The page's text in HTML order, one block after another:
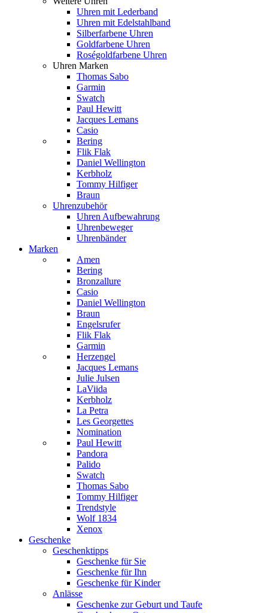
Uhren mit Lederband
Uhren mit Edelstahlband
Silberfarbene Uhren
Goldfarbene Uhren
Roségoldfarbene Uhren
Uhren Marken
Thomas Sabo
Garmin
Swatch
Paul Hewitt
Jacques Lemans
Casio
Bering
Flik Flak
Daniel Wellington
Kerbholz
Tommy Hilfiger
Braun
Uhrenzubehör
Uhren Aufbewahrung
Uhrenbeweger
Uhrenbänder
Marken
Amen
Bering
Bronzallure
Casio
Daniel Wellington
Braun
Engelsrufer
Flik Flak
Garmin
Herzengel
Jacques Lemans
Julie Julsen
LaViida
Kerbholz
La Petra
Les Georgettes
Nomination
Paul Hewitt
Pandora
Palido
Swatch
Thomas Sabo
Tommy Hilfiger
Trendstyle
Wolf 1834
Xenox
Geschenke
Geschenktipps
Geschenke für Sie
Geschenke für Ihn
Geschenke für Kinder
Anlässe
Geschenke zur Geburt und Taufe